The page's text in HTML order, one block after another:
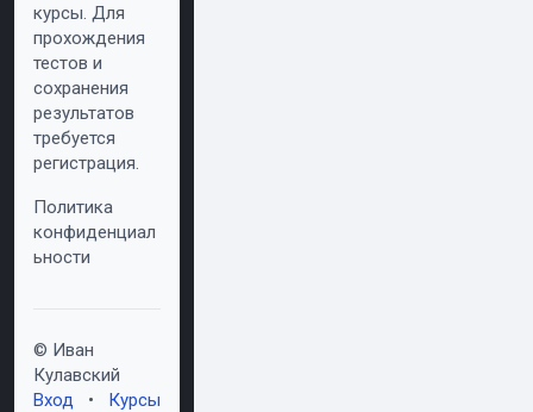
курсы. Для
прохождения
тестов и
сохранения
результатов
требуется
регистрация.
Политика
конфиденциал
ьности
© Иван
Кулавский
Вход
• Курсы